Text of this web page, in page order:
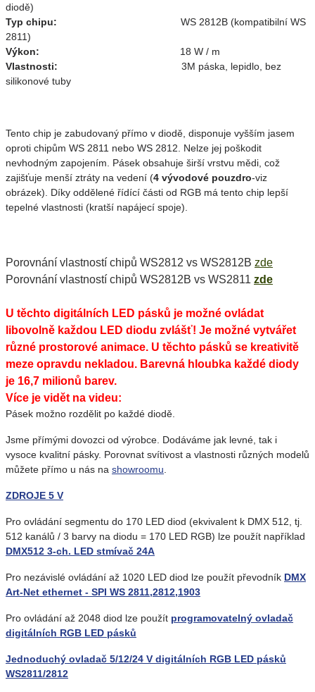
diodě)
Typ chipu: WS 2812B (kompatibilní WS
2811)
Výkon: 18 W / m
Vlastnosti: 3M páska, lepidlo, bez
silikonové tuby
Tento chip je zabudovaný přímo v diodě, disponuje vyšším jasem
oproti chipům WS 2811 nebo WS 2812. Nelze jej poškodit
nevhodným zapojením. Pásek obsahuje širší vrstvu mědi, což
zajišťuje menší ztráty na vedení (4 vývodové pouzdro-viz
obrázek). Díky oddělené řídící části od RGB má tento chip lepší
tepelné vlastnosti (kratší napájecí spoje).
Porovnání vlastností chipů WS2812 vs WS2812B zde
Porovnání vlastností chipů WS2812B vs WS2811 zde
U těchto digitálních LED pásků je možné ovládat
libovolně každou LED diodu zvlášť! Je možné vytvářet
různé prostorové animace. U těchto pásků se kreativitě
meze opravdu nekladou. Barevná hloubka každé diody
je 16,7 milionů barev.
Více je vidět na videu:
Pásek možno rozdělit po každé diodě.
Jsme přímými dovozci od výrobce. Dodáváme jak levné, tak i
vysoce kvalitní pásky. Porovnat svítivost a vlastnosti různých modelů
můžete přímo u nás na showroomu
ZDROJE 5 V
Pro ovládání segmentu do 170 LED diod (ekvivalent k DMX 512, tj.
512 kanálů / 3 barvy na diodu = 170 LED RGB) lze použít například
DMX512 3-ch. LED stmívač 24A
Pro nezávislé ovládání až 1020 LED diod lze použít převodník DMX
Art-Net ethernet - SPI WS 2811,2812,1903
Pro ovládání až 2048 diod lze použít programovatelný ovladač
digitálních RGB LED pásků
Jednoduchý ovladač 5/12/24 V digitálních RGB LED pásků
WS2811/2812